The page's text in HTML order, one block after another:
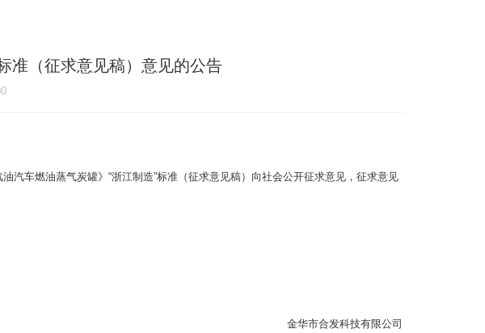
准（征求意见稿）意见的公告
车燃油蒸气炭罐》“浙江制造”标准（征求意见稿）向社会公开征求意见，征求意见
金华市合发科技有限公司